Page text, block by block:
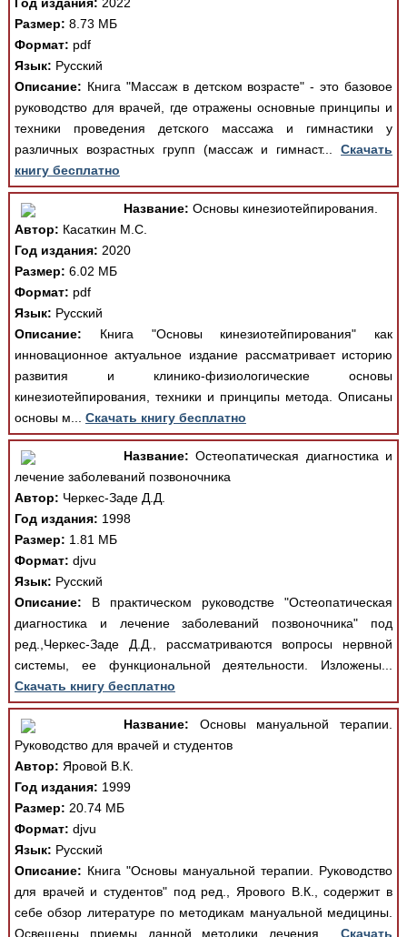
Размер: 8.73 МБ
Формат: pdf
Язык: Русский
Описание: Книга "Массаж в детском возрасте" - это базовое
руководство для врачей, где отражены основные принципы и
техники проведения детского массажа и гимнастики у
различных возрастных групп (массаж и гимнаст...Скачать
книгу бесплатно
Название: Основы кинезиотейпирования.
Автор: Касаткин М.С.
Год издания: 2020
Размер: 6.02 МБ
Формат: pdf
Язык: Русский
Описание: Книга "Основы кинезиотейпирования" как
инновационное актуальное издание рассматривает историю
развития и клинико-физиологические основы
кинезиотейпирования, техники и принципы метода. Описаны
основы м... Скачать книгу бесплатно
Название: Остеопатическая диагностика и
лечение заболеваний позвоночника
Автор: Черкес-Заде Д.Д.
Год издания: 1998
Размер: 1.81 МБ
Формат: djvu
Язык: Русский
Описание: В практическом руководстве "Остеопатическая
диагностика и лечение заболеваний позвоночника" под
ред.,Черкес-Заде Д.Д., рассматриваются вопросы нервной
системы, ее функциональной деятельности. Изложены...
Скачать книгу бесплатно
Название: Основы мануальной терапии.
Руководство для врачей и студентов
Автор: Яровой В.К.
Год издания: 1999
Размер: 20.74 МБ
Формат: djvu
Язык: Русский
Описание: Книга "Основы мануальной терапии. Руководство
для врачей и студентов" под ред., Ярового В.К., содержит в
себе обзор литературе по методикам мануальной медицины.
Освещены приемы данной методики лечения...Скачать